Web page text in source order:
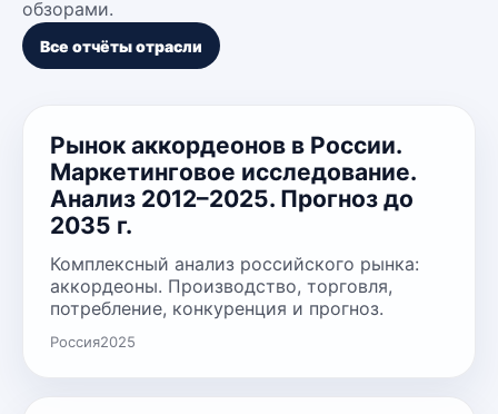
обзорами.
Все отчёты отрасли
Рынок аккордеонов в России.
Маркетинговое исследование.
Анализ 2012–2025. Прогноз до
2035 г.
Комплексный анализ российского рынка:
аккордеоны. Производство, торговля,
потребление, конкуренция и прогноз.
Россия2025